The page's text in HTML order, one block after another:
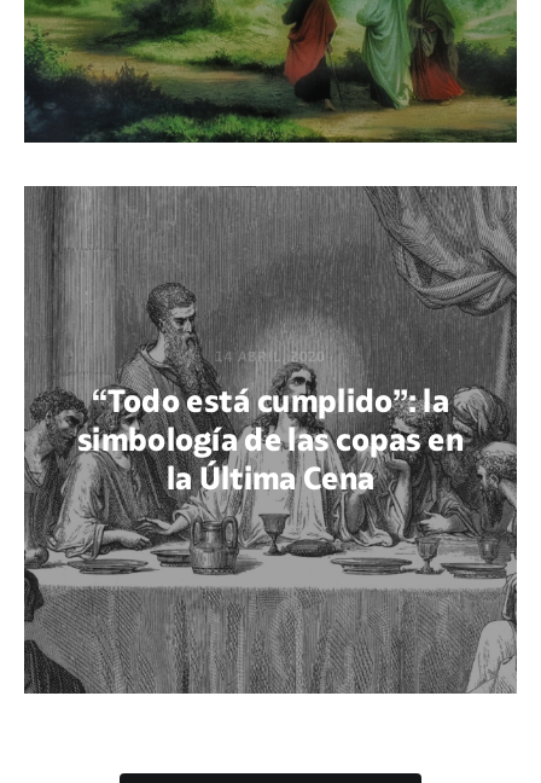
14 ABRIL, 2020
“Todo está cumplido”: la
simbología de las copas en
la Última Cena
POR GABRIEL M. ACUÑA